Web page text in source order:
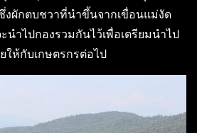
งผักตบชวาที่นำขึ้นจากเขื่อนแม่งัด
นำไปกองรวมกันไว้เพื่อเตรียมนำไป
ห้กับเกษตรกรต่อไป